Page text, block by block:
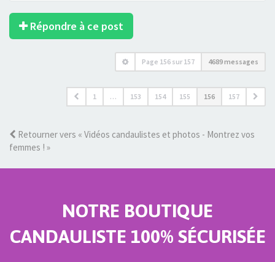
Répondre à ce post
Page 156 sur 157 4689 messages
1 … 153 154 155 156 157
Retourner vers « Vidéos candaulistes et photos - Montrez vos
femmes ! »
NOTRE BOUTIQUE
CANDAULISTE 100% SÉCURISÉE